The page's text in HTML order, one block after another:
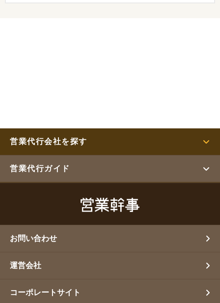
営業代行会社を探す
営業代行ガイド
お問い合わせ
運営会社
コーポレートサイト